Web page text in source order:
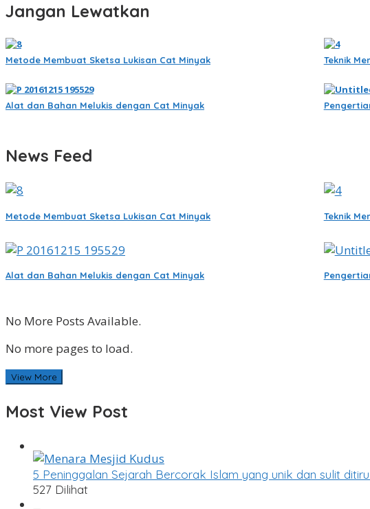
Jangan Lewatkan
Metode Membuat Sketsa Lukisan Cat Minyak Teknik
Alat dan Bahan Melukis dengan Cat Minyak
News Feed
Metode Membuat Sketsa Lukisan Cat Minyak Teknik
Alat dan Bahan Melukis dengan Cat Minyak
No More Posts Available.
No more pages to load.
View More
Most View Post
5 Peninggalan Sejarah Bercorak Islam yang unik dan sulit
527 Dilihat